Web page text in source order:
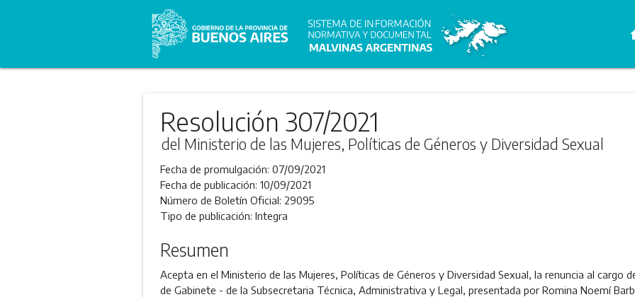
Resolución 307/2021
del Ministerio de las Mujeres, Políticas de Géneros y Diversidad Sexual
Fecha de promulgación: 07/09/2021
Fecha de publicación: 10/09/2021
Número de Boletín Oficial: 29095
Tipo de publicación: Integra
Resumen
Acepta en el Ministerio de las Mujeres, Políticas de Géneros y Diversidad Sexual, la renuncia al cargo
de Gabinete - de la Subsecretaria Técnica, Administrativa y Legal, presentada por Romina Noemí